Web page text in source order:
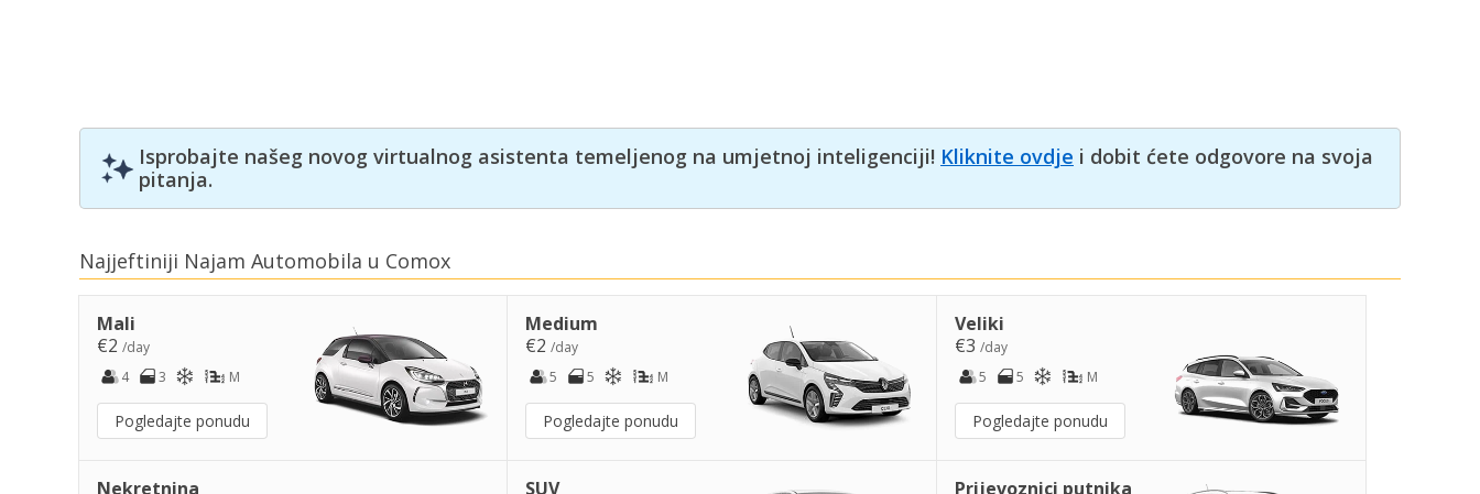
Isprobajte našeg novog virtualnog asistenta temeljenog na umjetnoj inteligenciji! Kliknite ovdje i dobit ćete odgovore na svoja
pitanja.
Najjeftiniji Najam Automobila u Comox
Mali
€2 /day
4
3 M
Pogledajte ponudu
Medium
€2/day
5
5 M
Pogledajte ponudu
Veliki
€3 /day
5
5 M
Pogledajte ponudu
Nekretnina
SUV
Prijevoznici putnika